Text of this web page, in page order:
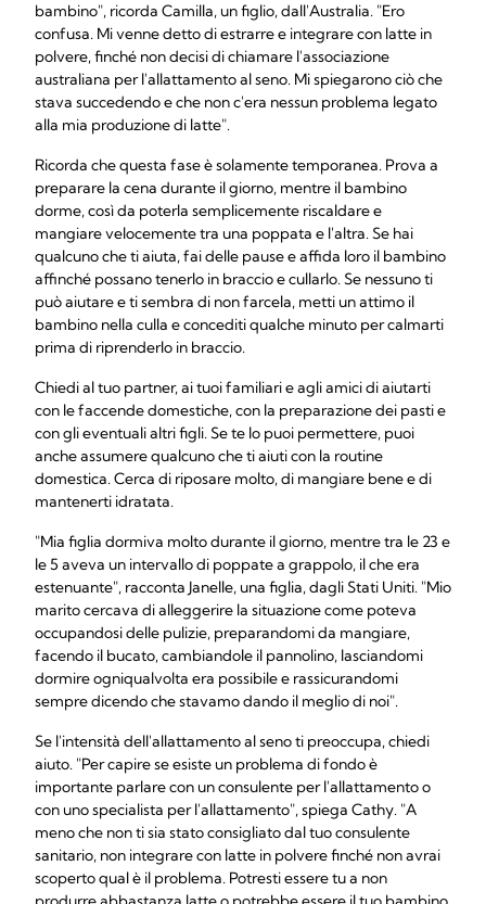
bambino", ricorda Camilla, un figlio, dall'Australia. "Ero
confusa. Mi venne detto di estrarre e integrare con latte in
polvere, finché non decisi di chiamare l'associazione
australiana per l'allattamento al seno. Mi spiegarono ciò che
stava succedendo e che non c'era nessun problema legato
alla mia produzione di latte".
Ricorda che questa fase è solamente temporanea. Prova a
preparare la cena durante il giorno, mentre il bambino
dorme, così da poterla semplicemente riscaldare e
mangiare velocemente tra una poppata e l'altra. Se hai
qualcuno che ti aiuta, fai delle pause e affida loro il bambino
affinché possano tenerlo in braccio e cullarlo. Se nessuno ti
può aiutare e ti sembra di non farcela, metti un attimo il
bambino nella culla e concediti qualche minuto per calmarti
prima di riprenderlo in braccio.
Chiedi al tuo partner, ai tuoi familiari e agli amici di aiutarti
con le faccende domestiche, con la preparazione dei pasti e
con gli eventuali altri figli. Se te lo puoi permettere, puoi
anche assumere qualcuno che ti aiuti con la routine
domestica. Cerca di riposare molto, di mangiare bene e di
mantenerti idratata.
"Mia figlia dormiva molto durante il giorno, mentre tra le 23 e
le 5 aveva un intervallo di poppate a grappolo, il che era
estenuante", racconta Janelle, una figlia, dagli Stati Uniti. "Mio
marito cercava di alleggerire la situazione come poteva
occupandosi delle pulizie, preparandomi da mangiare,
facendo il bucato, cambiandole il pannolino, lasciandomi
dormire ogniqualvolta era possibile e rassicurandomi
sempre dicendo che stavamo dando il meglio di noi".
Se l'intensità dell'allattamento al seno ti preoccupa, chiedi
aiuto. "Per capire se esiste un problema di fondo è
importante parlare con un consulente per l'allattamento o
con uno specialista per l'allattamento", spiega Cathy. "A
meno che non ti sia stato consigliato dal tuo consulente
sanitario, non integrare con latte in polvere finché non avrai
scoperto qual è il problema. Potresti essere tu a non